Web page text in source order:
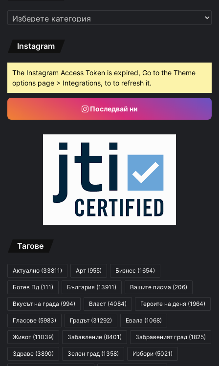
Категории
Instagram
The Instagram Access Token is expired, Go to the Theme
options page > Integrations, to to refresh it.
Последвай ни
Тагове
Актуално (33811) Арт (955) Бизнес (1654)
Ботев Пд (111) България (13911) Вашите писма (206)
Вкусът на града (994) Власт (4084) Героите на деня (1964)
Гласове (5983) Градът (31292) Евала (1068)
Живот (11039) Забавление (8401) Забравеният град (1825)
Здраве (3890) Зелен град (1358) Избори (5021)